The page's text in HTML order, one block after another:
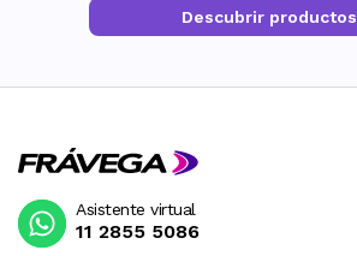
Descubrir productos
Asistente virtual
11 2855 5086